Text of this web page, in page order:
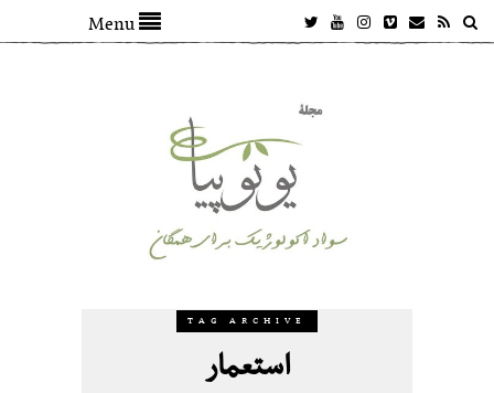
Menu
TAG ARCHIVE
استعمار